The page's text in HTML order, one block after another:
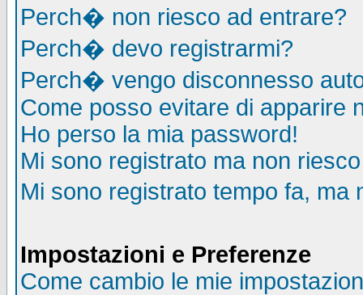
Perch� non riesco ad entrare?
Perch� devo registrarmi?
Perch� vengo disconnesso
Come posso evitare di apparire
Ho perso la mia password!
Mi sono registrato ma non
Mi sono registrato tempo fa,
Impostazioni e Preferenze
Come cambio le mie